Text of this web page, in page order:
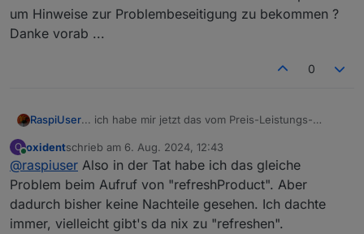
um Hinweise zur Problembeseitigung zu bekommen ?
Danke vorab ...
0
RaspiUser... ich habe mir jetzt das vom Preis-Leistungs-
.... diese Probleme erhalten:
Div. Objekte werden angelegt. Das KLF200 hat via
Fritz eine feste LAN IP ... welche Infos soll ich noch
posten um Hinweise zur Problembeseitigung zu
O
Online
oxidentschrieb am 6. Aug. 2024, 12:43
zuletzt editiert von
@raspiuser Also in der Tat habe ich das gleiche
Problem beim Aufruf von "refreshProduct". Aber
dadurch bisher keine Nachteile gesehen. Ich dachte
immer, vielleicht gibt's da nix zu "refreshen".